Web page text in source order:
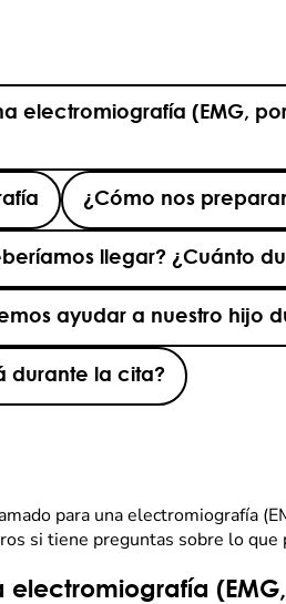
electromiografía (EMG,
¿Cómo nos
llegar? ¿Cuánto
ayudar a nuestro hijo
durante la cita?
para una electromiografía
si tiene preguntas sobre lo que
electromiografía